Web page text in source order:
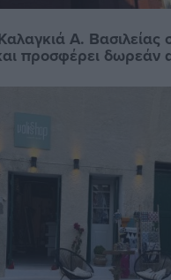
Α. Βασιλείας
προσφέρει δωρεάν